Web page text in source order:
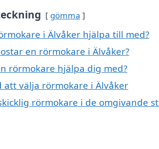
gömma
i Älvåker hjälpa till med?
en rörmokare i Älvåker?
rörmokare hjälpa dig med?
att välja rörmokare i Älvåker
rörmokare i de omgivande